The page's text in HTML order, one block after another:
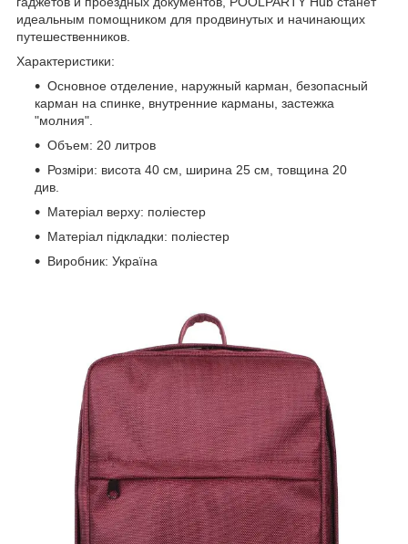
идеальным помощником для продвинутых и начинающих
путешественников.
Характеристики:
Основное отделение, наружный карман, безопасный
карман на спинке, внутренние карманы, застежка
"молния".
Объем: 20 литров
Розміри: висота 40 см, ширина 25 см, товщина 20
див.
Матеріал верху: поліестер
Матеріал підкладки: поліестер
Виробник: Україна